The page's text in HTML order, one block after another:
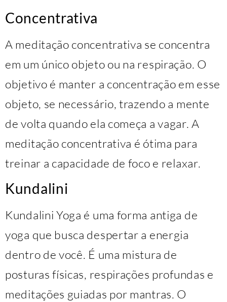
Concentrativa
A meditação concentrativa se concentra
em um único objeto ou na respiração. O
objetivo é manter a concentração em esse
objeto, se necessário, trazendo a mente
de volta quando ela começa a vagar. A
meditação concentrativa é ótima para
treinar a capacidade de foco e relaxar.
Kundalini
Kundalini Yoga é uma forma antiga de
yoga que busca despertar a energia
dentro de você. É uma mistura de
posturas físicas, respirações profundas e
meditações guiadas por mantras. O